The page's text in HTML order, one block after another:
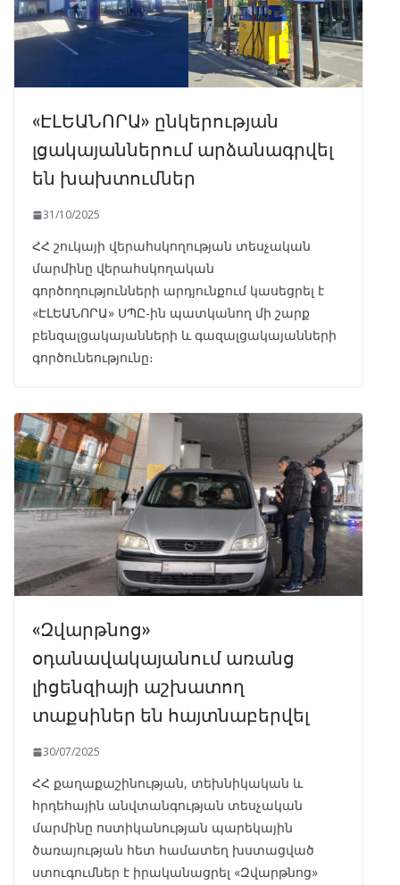
«ԷԼԵԱՆՈՐԱ» ընկերության
լցակայաններում արձանագրվել
են խախտումներ
31/10/2025
ՀՀ շուկայի վերահսկողության տեսչական
մարմինը վերահսկողական
գործողությունների արդյունքում կասեցրել է
«ԷԼԵԱՆՈՐԱ» ՍՊԸ-ին պատկանող մի շարք
բենզալցակայանների և գազալցակայանների
գործունեությունը։
«Զվարթնոց»
օդանավակայանում առանց
լիցենզիայի աշխատող
տաքսիներ են հայտնաբերվել
30/07/2025
ՀՀ քաղաքաշինության, տեխնիկական և
հրդեհային անվտանգության տեսչական
մարմինը ոստիկանության պարեկային
ծառայության հետ համատեղ խստացված
ստուգումներ է իրականացրել «Զվարթնոց»